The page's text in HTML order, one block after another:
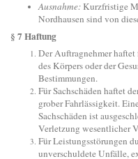
Ausnahme:Kurzfristige
Nordhausen sind von
§ 7 Haftung
Der Auftragnehmer haftet
des Körpers oder der
Bestimmungen.
Für Sachschäden haftet
grober Fahrlässigkeit.
Sachschäden ist
Verletzung wesentlicher
Für Leistungsstörungen
unverschuldete Unfälle,